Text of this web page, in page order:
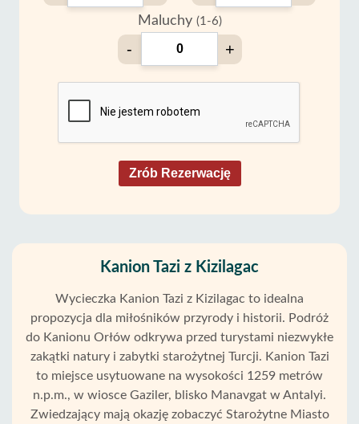
Maluchy (1-6)
- +
Zrób Rezerwację
Kanion Tazi z Kizilagac
Wycieczka Kanion Tazi z Kizilagac to idealna
propozycja dla miłośników przyrody i historii. Podróż
do Kanionu Orłów odkrywa przed turystami niezwykłe
zakątki natury i zabytki starożytnej Turcji. Kanion Tazi
to miejsce usytuowane na wysokości 1259 metrów
n.p.m., w wiosce Gaziler, blisko Manavgat w Antalyi.
Zwiedzający mają okazję zobaczyć Starożytne Miasto